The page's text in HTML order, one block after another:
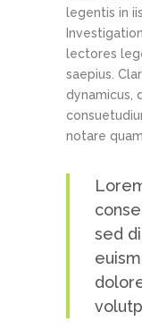
legentis in
lectores
saepius.
dynamicus,
notare
sed